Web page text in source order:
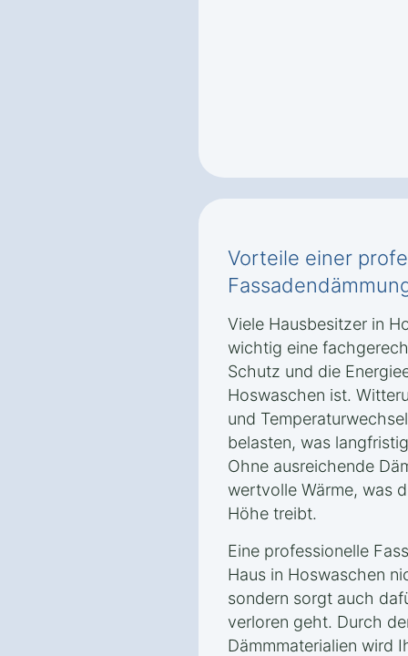
Vorteile einer
Viele Hausbesitzer in
wichtig eine
Schutz und die
Hoswaschen ist.
und
belasten, was
Ohne ausreichende
wertvolle Wärme, was
Höhe treibt.
Eine professionelle
Haus in Hoswaschen
sondern sorgt auch
verloren geht. Durch
Dämmmaterialien wird